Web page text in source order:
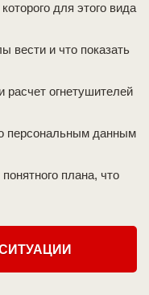
для этого вида
вести и что показать
расчет огнетушителей
персональным данным
плана, что